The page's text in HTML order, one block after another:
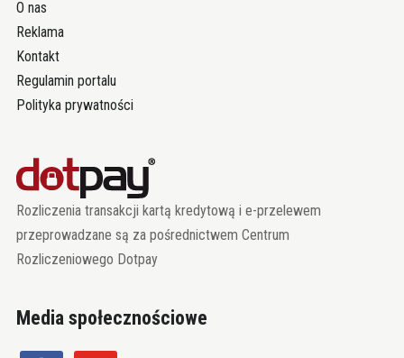
O nas
Reklama
Kontakt
Regulamin portalu
Polityka prywatności
Rozliczenia transakcji kartą kredytową i e-przelewem
przeprowadzane są za pośrednictwem Centrum
Rozliczeniowego Dotpay
Media społecznościowe